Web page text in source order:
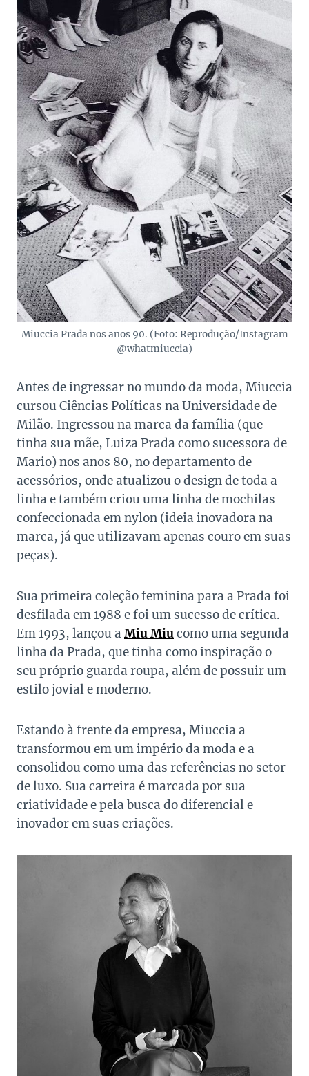
Miuccia Prada nos anos 90. (Foto: Reprodução/Instagram
@whatmiuccia)
Antes de ingressar no mundo da moda, Miuccia
cursou Ciências Políticas na Universidade de
Milão. Ingressou na marca da família (que
tinha sua mãe, Luiza Prada como sucessora de
Mario) nos anos 80, no departamento de
acessórios, onde atualizou o design de toda a
linha e também criou uma linha de mochilas
confeccionada em nylon (ideia inovadora na
marca, já que utilizavam apenas couro em suas
peças).
Sua primeira coleção feminina para a Prada foi
desfilada em 1988 e foi um sucesso de crítica.
Em 1993, lançou a Miu Miucomo uma segunda
linha da Prada, que tinha como inspiração o
seu próprio guarda roupa, além de possuir um
estilo jovial e moderno.
Estando à frente da empresa, Miuccia a
transformou em um império da moda e a
consolidou como uma das referências no setor
de luxo. Sua carreira é marcada por sua
criatividade e pela busca do diferencial e
inovador em suas criações.